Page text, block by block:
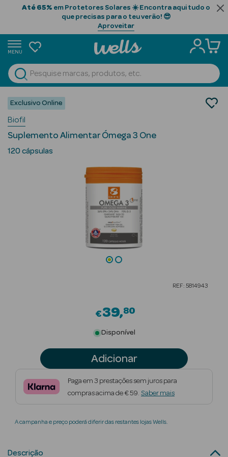
Até 65% em Protetores Solares ☀️ Encontra aqui tudo o
que precisas para o teu verão! 😎
Aproveitar
MENU
Ver Tudo
Beauty Season
Cabelo
Beauty Season
Nutricosmética
Perfumes
Beauty Season
Nutrição e Suplementos
Saúde Cardiovascular
Exclusivo Online
Biofil
Suplemento Alimentar Ómega 3 One
120 cápsulas
REF: 5814943
€39 80
Disponível
Adicionar
Paga em 3 prestações sem juros para
compras acima de € 59. Saber mais
A campanha e preço poderá diferir das restantes lojas Wells.
Descrição